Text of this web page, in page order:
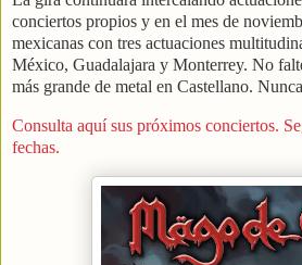
conciertos propios y en el mes de
mexicanas con tres actuaciones
México, Guadalajara y Monterrey. No
más grande de metal en Castellano.
Consulta aquí sus próximos conciertos.
fechas.